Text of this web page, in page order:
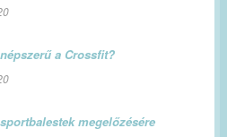
a Crossfit?
megelőzésére